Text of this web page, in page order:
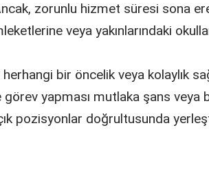
zorunlu hizmet süresi sona
veya yakınlarındaki
herhangi bir öncelik veya kolaylık
yapması mutlaka şans veya
pozisyonlar doğrultusunda